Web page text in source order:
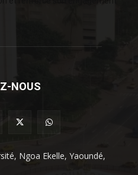
NOUS
Ngoa Ekelle, Yaoundé,